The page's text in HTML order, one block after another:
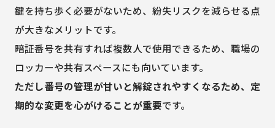
鍵を持ち歩く必要がないため、紛失リスクを減らせる点
が大きなメリットです。
暗証番号を共有すれば複数人で使用できるため、職場の
ロッカーや共有スペースにも向いています。
ただし番号の管理が甘いと解錠されやすくなるため、定
期的な変更を心がけることが重要です。